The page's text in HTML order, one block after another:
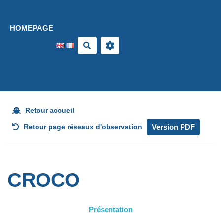
HOMEPAGE
Search
Retour accueil
Retour page réseaux d'observation Version PDF
CROCO
Présentation